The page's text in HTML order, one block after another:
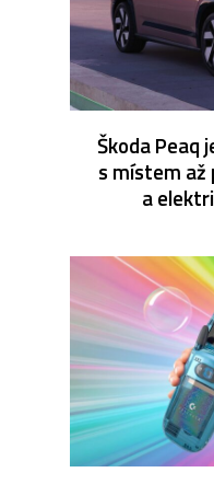
Škoda Peaq
s místem až
a